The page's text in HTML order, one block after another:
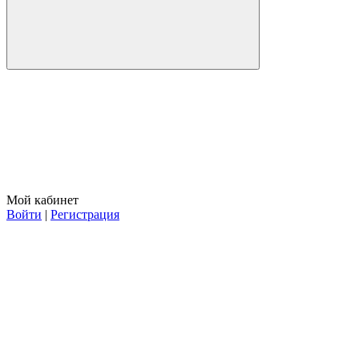
Мой кабинет
Войти | Регистрация